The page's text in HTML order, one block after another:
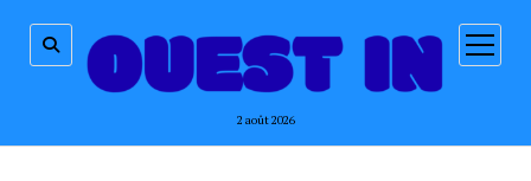
2 août 2026
ouvrir
menu